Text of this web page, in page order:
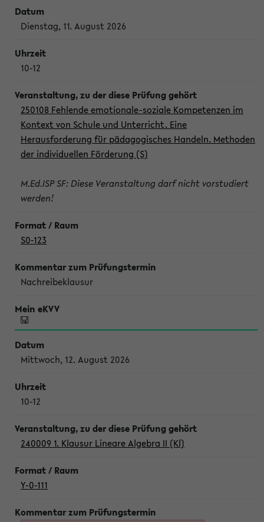
Dienstag, 11. August 2026
10-12
250108 Fehlende emotionale-soziale Kompetenzen im
Kontext von Schule und Unterricht. Eine
Herausforderung für pädagogisches Handeln. Methoden
der individuellen Förderung (S)
M.Ed.ISP SF: Diese Veranstaltung darf nicht vorstudiert
werden!
S0-123
Nachreibeklausur
Mittwoch, 12. August 2026
10-12
240009 1. Klausur Lineare Algebra II (Kl)
Y-0-111